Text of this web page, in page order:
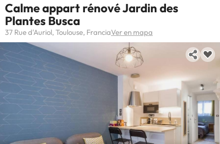
Calme appart rénové Jardin des
Plantes Busca
37 Rue d'Auriol, Toulouse, FranciaVer en mapa